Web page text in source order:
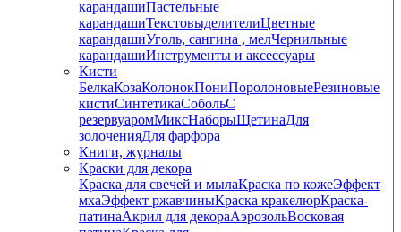
карандашиПастельные
карандашиТекстовыделителиЦветные
карандашиУголь, сангина , мелЧернильные
карандашиИнструменты и аксессуары
Кисти
БелкаКозаКолонокПониПоролоновыеРезиновые
кистиСинтетикаСобольС
резервуаромМиксНаборыЩетинаДля
золоченияДля фарфора
Книги, журналы
Краски для декора
Краска для свечей и мылаКраска по кожеЭффект
мхаЭффект ржавчиныКраска кракелюрКраска-
патинаАкрил для декораАэрозольВосковая